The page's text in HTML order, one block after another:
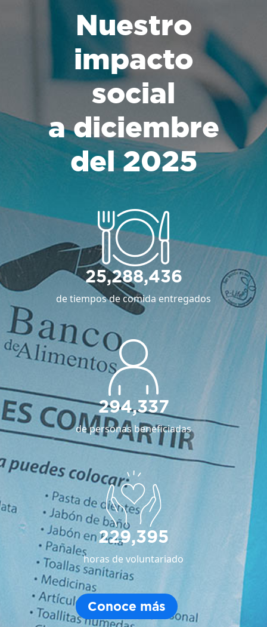
Nuestro
impacto
social
a diciembre
del 2025
25,288,436
de tiempos de comida entregados
294,337
de personas beneficiadas
229,395
horas de voluntariado
Conoce más